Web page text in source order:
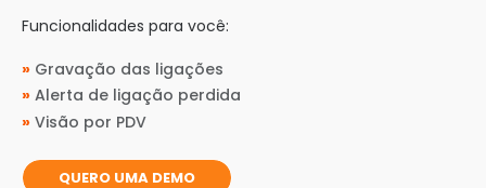
Funcionalidades para você:
» Gravação das ligações
» Alerta de ligação perdida
» Visão por PDV
QUERO UMA DEMO